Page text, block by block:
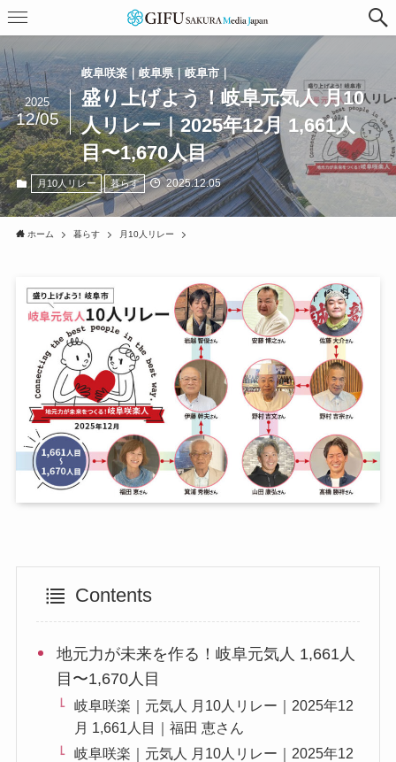
岐阜咲楽｜岐阜県｜岐阜市｜
盛り上げよう！岐阜元気人 月10
人リレー｜2025年12月 1,661人
目〜1,670人目
2025
12/05
月10人リレー 暮らす 2025.12.05
ホーム 暮らす 月10人リレー
Contents
地元力が未来を作る！岐阜元気人 1,661人
目〜1,670人目
岐阜咲楽｜元気人 月10人リレー｜2025年12
月 1,661人目｜福田 恵さん
岐阜咲楽｜元気人 月10人リレー｜2025年12